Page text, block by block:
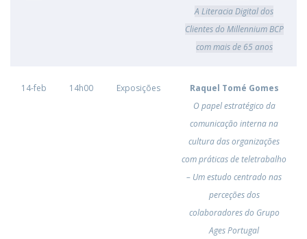
A Literacia Digital dos
Clientes do Millennium BCP
com mais de 65 anos
14-feb 14h00 Exposições
Raquel Tomé Gomes
O papel estratégico da
comunicação interna na
cultura das organizações
com práticas de teletrabalho
– Um estudo centrado nas
perceções dos
colaboradores do Grupo
Ages Portugal